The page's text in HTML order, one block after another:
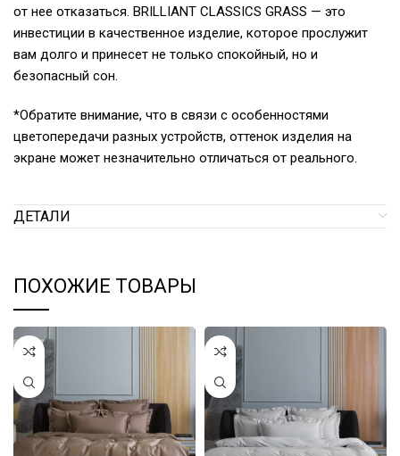
от нее отказаться. BRILLIANT CLASSICS GRASS — это
инвестиции в качественное изделие, которое прослужит
вам долго и принесет не только спокойный, но и
безопасный сон.
*Обратите внимание, что в связи с особенностями
цветопередачи разных устройств, оттенок изделия на
экране может незначительно отличаться от реального.
ДЕТАЛИ
ПОХОЖИЕ ТОВАРЫ